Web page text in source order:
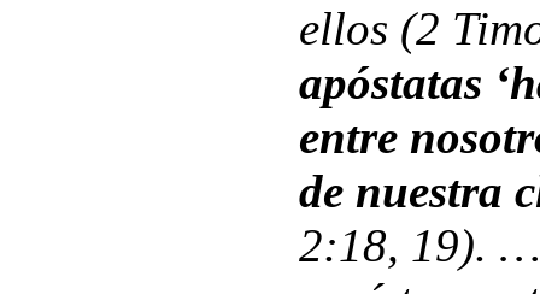
ellos (2
apóstatas
entre
de nuestra
2:18, 19). …